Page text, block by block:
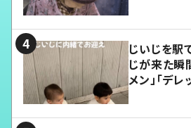
じいじを
じが来た瞬
メン」「デレ